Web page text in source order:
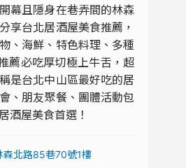
幕且隱身在巷弄間的林森
享台北居酒屋美食推薦，
、海鮮、特色料理、多種
薦必吃厚切極上牛舌，超
是台北中山區最好吃的居
、朋友聚餐、團體活動包
酒屋美食首選！
森北路85巷70號1樓